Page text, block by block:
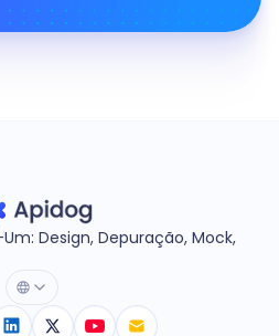
Design, Depuração, Mock,